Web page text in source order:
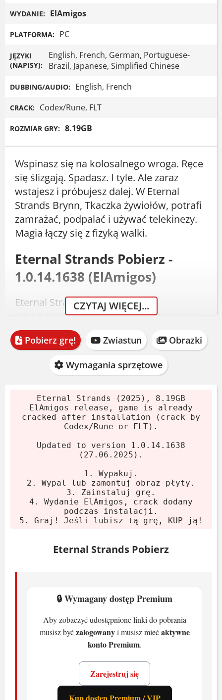
WYDANIE: ElAmigos
PLATFORMA: PC
JĘZYKI
(NAPISY):
English, French, German, Portuguese-
Brazil, Japanese, Simplified Chinese
DUBBING/AUDIO: English, French
CRACK: Codex/Rune, FLT
ROZMIAR GRY: 8.19GB
Wspinasz się na kolosalnego wroga. Ręce
się ślizgają. Spadasz. I tyle. Ale zaraz
wstajesz i próbujesz dalej. W Eternal
Strands Brynn, Tkaczka żywiołów, potrafi
zamrażać, podpalać i używać telekinezy.
Magia łączy się z fizyką walki.
Eternal Strands Pobierz -
1.0.14.1638 (ElAmigos)
Eternal Strands (2025) w wersji
1.0.14.1638 od ElAmigos zajmuje 8.19 GB.
Archiwum jest gotowe do wypakowania.
Instalacja jest prosta i zawiera crack od
Codex/Rune lub FLT.
Pobierz archiwum.
Wypakuj je za pomocą 7-Zip lub
WinRAR.
Zamontuj obraz płyty lub wypal.
Graj. Crack dodany podczas instalacji.
Wymagania systemowe
Minimalne
Procesor:Intel Core i5-9400 / AMD
Karta graficzna:Nvidia GeForce GTX
Pamięć:8 GB RAM
System:Windows 10 / Windows 11
Intel Core i5-11600 / AMD
Ryzen 5 5600X
CZYTAJ WIĘCEJ...
Pobierz grę! Zwiastun Obrazki
Wymagania sprzętowe
Eternal Strands (2025), 8.19GB
ElAmigos release, game is already
cracked after installation (crack by
Codex/Rune or FLT).
Updated to version 1.0.14.1638
(27.06.2025).
1. Wypakuj.
2. Wypal lub zamontuj obraz płyty.
3. Zainstaluj grę.
4. Wydanie ElAmigos, crack dodany
podczas instalacji.
5. Graj! Jeśli lubisz tą grę, KUP ją!
Eternal Strands Pobierz
🔒 Wymagany dostęp Premium
Aby zobaczyć udostępnione linki do pobrania
musisz byćzalogowanyi musisz miećaktywne
konto Premium.
Zarejestruj się